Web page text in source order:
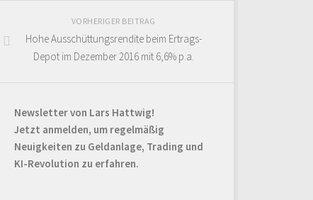
VORHERIGER BEITRAG
Hohe Ausschüttungsrendite beim Ertrags-
Depot im Dezember 2016 mit 6,6% p.a.
Newsletter von Lars Hattwig!
Jetzt anmelden, um regelmäßig
Neuigkeiten zu Geldanlage, Trading und
KI-Revolution zu erfahren.